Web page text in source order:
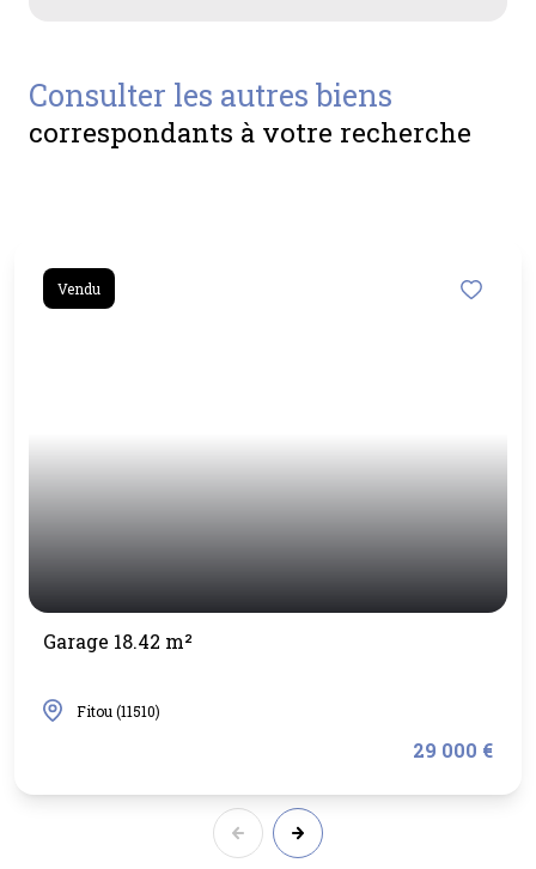
consulter les autres biens
correspondants à votre recherche
Vendu
Garage 18.42 m²
Fitou (11510)
29 000 €